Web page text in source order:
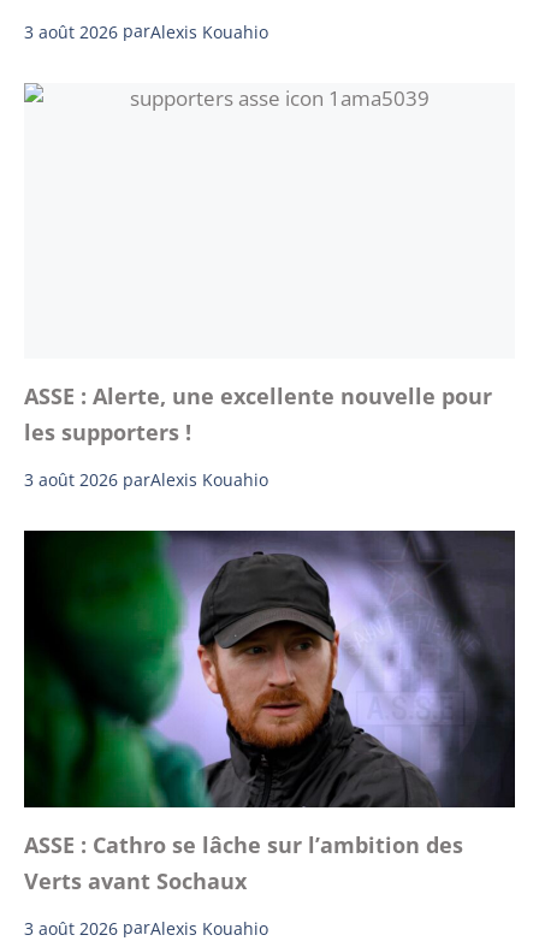
3 août 2026 parAlexis Kouahio
ASSE : Alerte, une excellente nouvelle pour
les supporters !
3 août 2026 parAlexis Kouahio
ASSE : Cathro se lâche sur l’ambition des
Verts avant Sochaux
3 août 2026 parAlexis Kouahio